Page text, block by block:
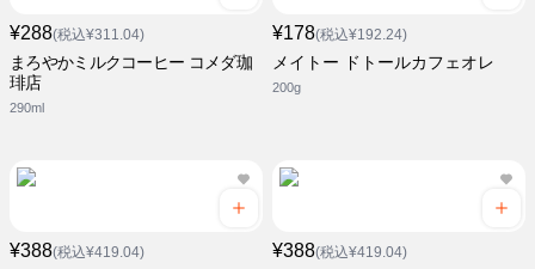
¥288(税込¥311.04)
まろやかミルクコーヒー コメダ珈
琲店
290ml
¥178(税込¥192.24)
メイトー ドトールカフェオレ
200g
¥388(税込¥419.04) ¥388(税込¥419.04)